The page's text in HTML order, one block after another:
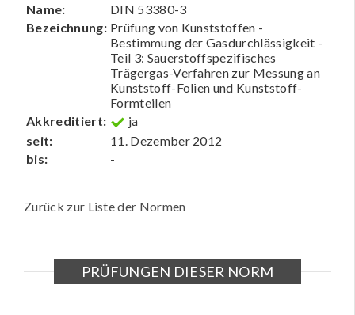
Name:
DIN 53380-3
Bezeichnung: Prüfung von Kunststoffen -
Bestimmung der Gasdurchlässigkeit -
Teil 3: Sauerstoffspezifisches
Trägergas-Verfahren zur Messung an
Kunststoff-Folien und Kunststoff-
Formteilen
Akkreditiert:
ja
seit:
11. Dezember 2012
bis:
-
Zurück zur Liste der Normen
PRÜFUNGEN DIESER NORM